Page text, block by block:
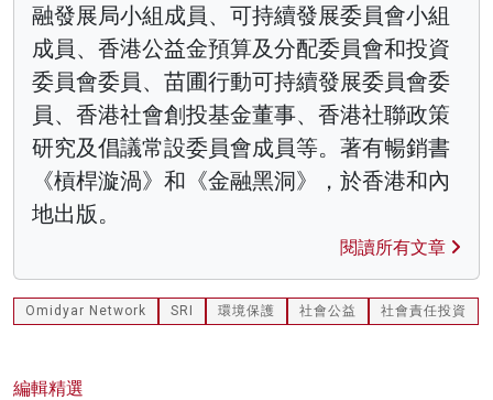
融發展局小組成員、可持續發展委員會小組
成員、香港公益金預算及分配委員會和投資
委員會委員、苗圃行動可持續發展委員會委
員、香港社會創投基金董事、香港社聯政策
研究及倡議常設委員會成員等。著有暢銷書
《槓桿漩渦》和《金融黑洞》，於香港和內
地出版。
閱讀所有文章
Omidyar Network SRI 環境保護 社會公益 社會責任投資
編輯精選